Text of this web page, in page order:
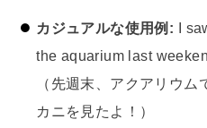
カジュアルな使用例: I
the aquarium last
（先週末、アクアリウ
カニを見たよ！）